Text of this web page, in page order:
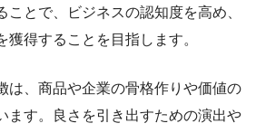
ことで、ビジネスの認知度を高め、
獲得することを目指します。
は、商品や企業の骨格作りや価値の
ます。良さを引き出すための演出や